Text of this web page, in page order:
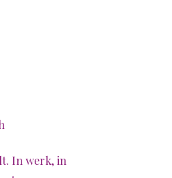
In werk, in